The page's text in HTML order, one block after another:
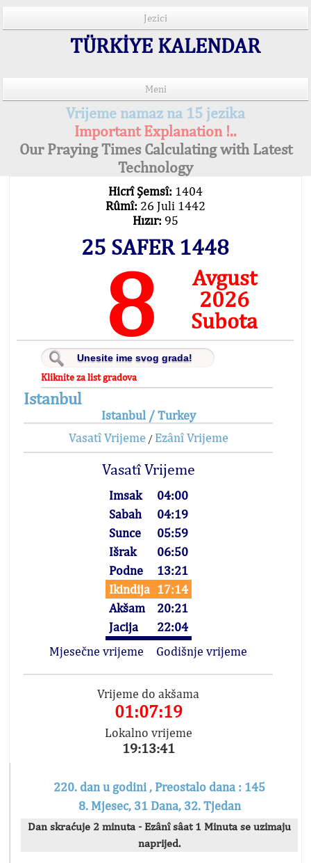
Jezici
TÜRKİYE KALENDAR
Meni
Vrijeme namaz na 15 jezika
Important Explanation !..
Our Praying Times Calculating with Latest
Technology
Hicrî Şemsî: 1404
Rûmî: 26 Juli 1442
Hızır: 95
25 SAFER 1448
8
Avgust
2026
Subota
Kliknite za list gradova
Istanbul
Istanbul / Turkey
Vasatî Vrijeme/ Ezânî Vrijeme
Vasatî Vrijeme
Imsak
04:00
Sabah
04:19
Sunce
05:59
Išrak
06:50
Podne
13:21
Ikindija 17:14
Akšam
20:21
Jacija
22:04
Mjesečne vrijeme
Godišnje vrijeme
Vrijeme do akšama
01:07:18
Lokalno vrijeme
19:13:42
220. dan u godini , Preostalo dana : 145
8. Mjesec, 31 Dana, 32. Tjedan
Dan skraćuje 2 minuta - Ezânî sâat 1 Minuta se uzimaju
naprijed.